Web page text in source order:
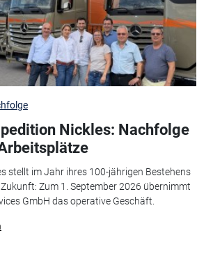
Nickles: Nachfolge
stellt im Jahr ihres 100-jährigen Bestehens
Zum 1. September 2026 übernimmt
GmbH das operative Geschäft.